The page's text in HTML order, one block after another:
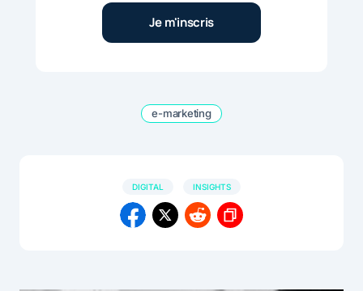
e-marketing
DIGITAL INSIGHTS